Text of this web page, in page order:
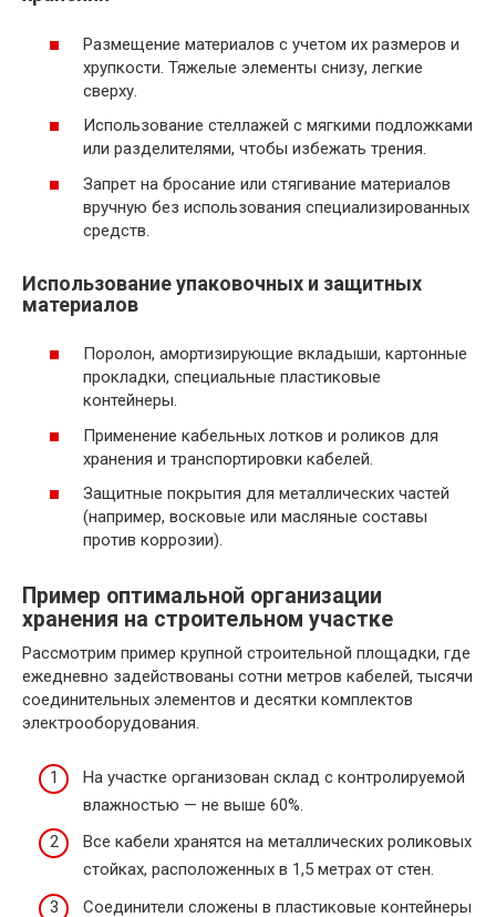
Размещение материалов с учетом их размеров и
хрупкости. Тяжелые элементы снизу, легкие
сверху.
Использование стеллажей с мягкими подложками
или разделителями, чтобы избежать трения.
Запрет на бросание или стягивание материалов
вручную без использования специализированных
средств.
Использование упаковочных и защитных
материалов
Поролон, амортизирующие вкладыши, картонные
прокладки, специальные пластиковые
контейнеры.
Применение кабельных лотков и роликов для
хранения и транспортировки кабелей.
Защитные покрытия для металлических частей
(например, восковые или масляные составы
против коррозии).
Пример оптимальной организации
хранения на строительном участке
Рассмотрим пример крупной строительной площадки, где
ежедневно задействованы сотни метров кабелей, тысячи
соединительных элементов и десятки комплектов
электрооборудования.
На участке организован склад с контролируемой
влажностью — не выше 60%.
Все кабели хранятся на металлических роликовых
стойках, расположенных в 1,5 метрах от стен.
Соединители сложены в пластиковые контейнеры